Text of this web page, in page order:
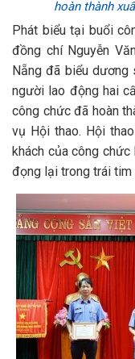
hoàn thành
Phát biểu tại buổi
đồng chí Nguyễn
Nẵng đã biểu
người lao động hai
công chức đã hoàn
vụ Hội thao. Hội
khách của công
đọng lại trong trái tim